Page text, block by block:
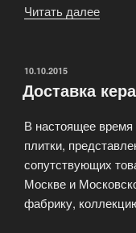
Читать далее
ОПУБЛИКОВАНО
10.10.2015
Доставка
В настоящее
плитки,
сопутствующих
Москве и
фабрику,